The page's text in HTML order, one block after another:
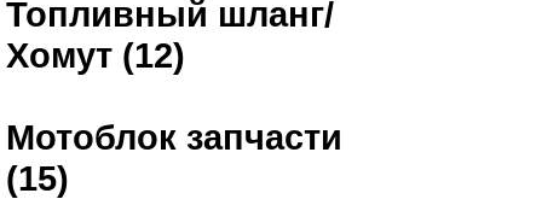
Топливный шланг/
Хомут (12)
Мотоблок запчасти
(15)